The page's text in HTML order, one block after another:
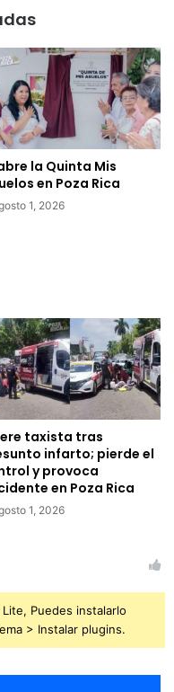
la Quinta Mis
en Poza Rica
1, 2026
taxista tras
infarto; pierde el
y provoca
en Poza Rica
1, 2026
Puedes instalarlo
> Instalar plugins.